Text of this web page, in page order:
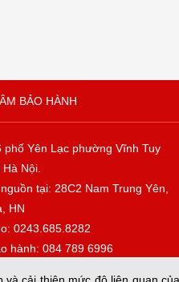
BẢO HÀNH
phố Yên Lạc phường Vĩnh Tuy
Nội.
tại: 28C2 Nam Trung Yên,
HN
0243.685.8282
hành: 084 789 6996